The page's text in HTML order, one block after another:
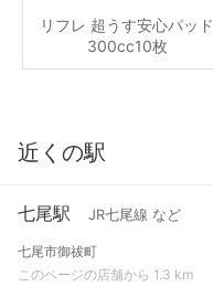
リフレ 超うす安心パッド
300cc10枚
近くの駅
七尾駅 JR七尾線 など
七尾市御祓町
このページの店舗から 1.3 km